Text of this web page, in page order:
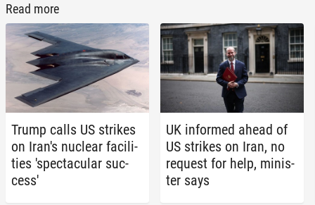
Read more
Trump calls US strikes
on Iran's nuclear fa­cil­i­
ties 'spec­tac­u­lar suc­
cess'
UK in­formed ahead of
US strikes on Iran, no
request for help, min­is­
ter says